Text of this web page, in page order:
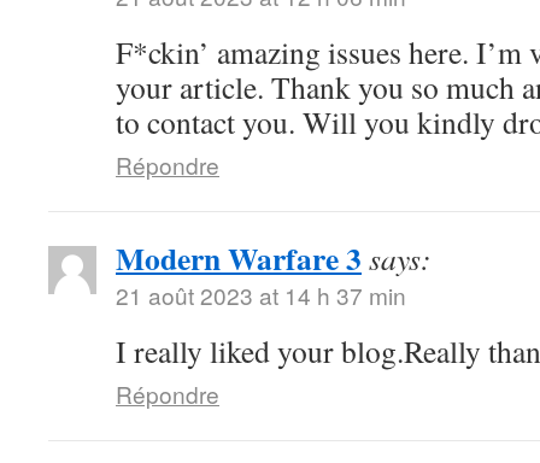
F*ckin’ amazing issues here.
your article. Thank you so much
to contact you. Will you kindly
Répondre
Modern Warfare 3 says:
21 août 2023 at 14 h 37 min
I really liked your blog.Really
Répondre